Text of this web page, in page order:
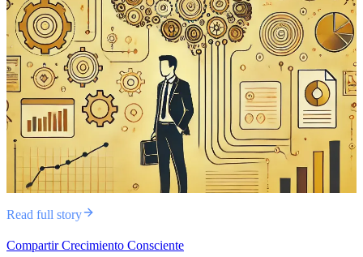
Read full story
Compartir Crecimiento Consciente